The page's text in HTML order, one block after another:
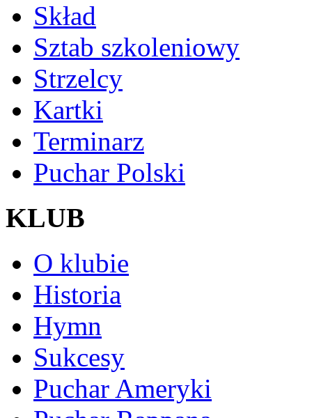
Skład
Sztab szkoleniowy
Strzelcy
Kartki
Terminarz
Puchar Polski
KLUB
O klubie
Historia
Hymn
Sukcesy
Puchar Ameryki